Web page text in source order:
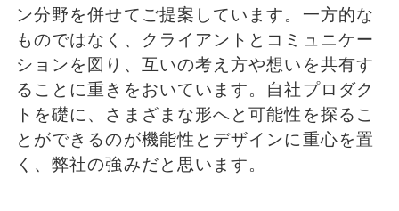
ン分野を併せてご提案しています。一方的な
ものではなく、クライアントとコミュニケー
ションを図り、互いの考え方や想いを共有す
ることに重きをおいています。自社プロダク
トを礎に、さまざまな形へと可能性を探るこ
とができるのが機能性とデザインに重心を置
く、弊社の強みだと思います。